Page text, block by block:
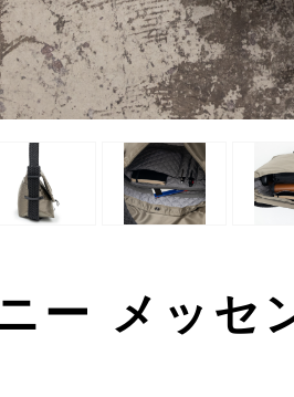
ー メッセ